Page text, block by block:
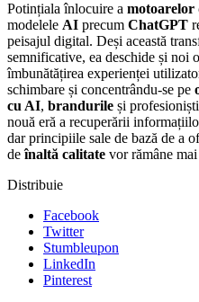
Potințiala înlocuire a motoarelor
modelele AI precum ChatGPT
peisajul digital. Deși această
semnificative, ea deschide și noi
îmbunătățirea experienței
schimbare și concentrându-se pe
cu AI, brandurile și
nouă eră a recuperării
dar principiile sale de bază de a
deînaltă calitate vor rămâne
Distribuie
Facebook
Twitter
Stumbleupon
LinkedIn
Pinterest